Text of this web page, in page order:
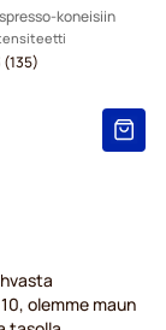
koneisiin
(135)
olemme maun